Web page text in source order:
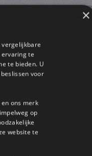
×
vergelijkbare
ervaring te
te bieden. U
voor
ons merk
op
website te